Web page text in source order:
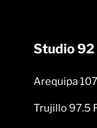
Studio 92
Arequipa
Trujillo 97.5